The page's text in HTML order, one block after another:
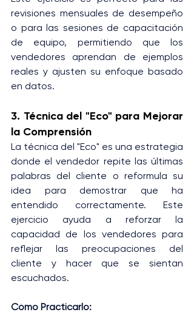
revisiones mensuales de desempeño
o para las sesiones de capacitación
de equipo, permitiendo que los
vendedores aprendan de ejemplos
reales y ajusten su enfoque basado
en datos.
3. Técnica del "Eco" para Mejorar
la Comprensión
La técnica del "Eco" es una estrategia
donde el vendedor repite las últimas
palabras del cliente o reformula su
idea para demostrar que ha
entendido correctamente. Este
ejercicio ayuda a reforzar la
capacidad de los vendedores para
reflejar las preocupaciones del
cliente y hacer que se sientan
escuchados.
Cómo Practicarlo: